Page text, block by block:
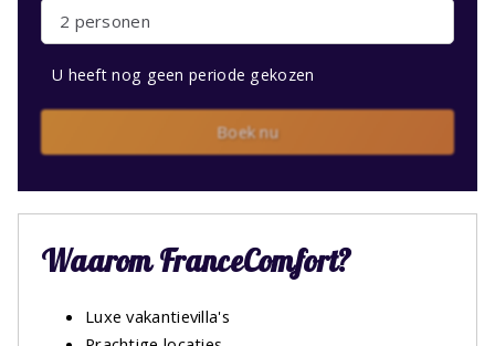
2 personen
U heeft nog geen periode gekozen
Boek nu
Waarom FranceComfort?
Luxe vakantievilla's